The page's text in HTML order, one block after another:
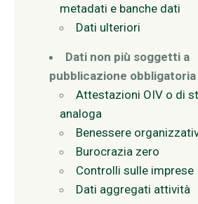
metadati e banche dati
Dati ulteriori
Dati non più soggetti a
pubblicazione obbligatoria
Attestazioni OIV o di
analoga
Benessere
Burocrazia zero
Controlli sulle imprese
Dati aggregati attività